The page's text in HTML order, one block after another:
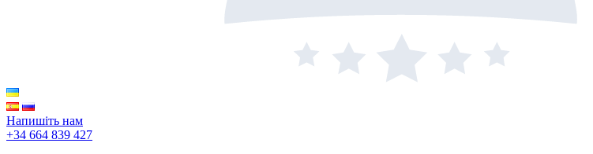
Напишіть нам
+34 664 839 427